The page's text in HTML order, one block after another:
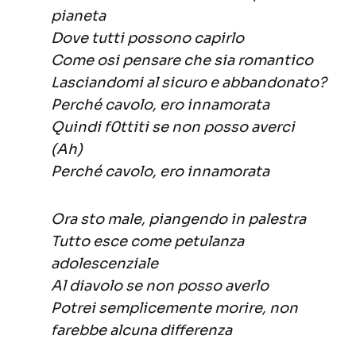
pianeta
Dove tutti possono capirlo
Come osi pensare che sia romantico
Lasciandomi al sicuro e abbandonato?
Perché cavolo, ero innamorata
Quindi f0ttiti se non posso averci
(Ah)
Perché cavolo, ero innamorata
Ora sto male, piangendo in palestra
Tutto esce come petulanza
adolescenziale
Al diavolo se non posso averlo
Potrei semplicemente morire, non
farebbe alcuna differenza